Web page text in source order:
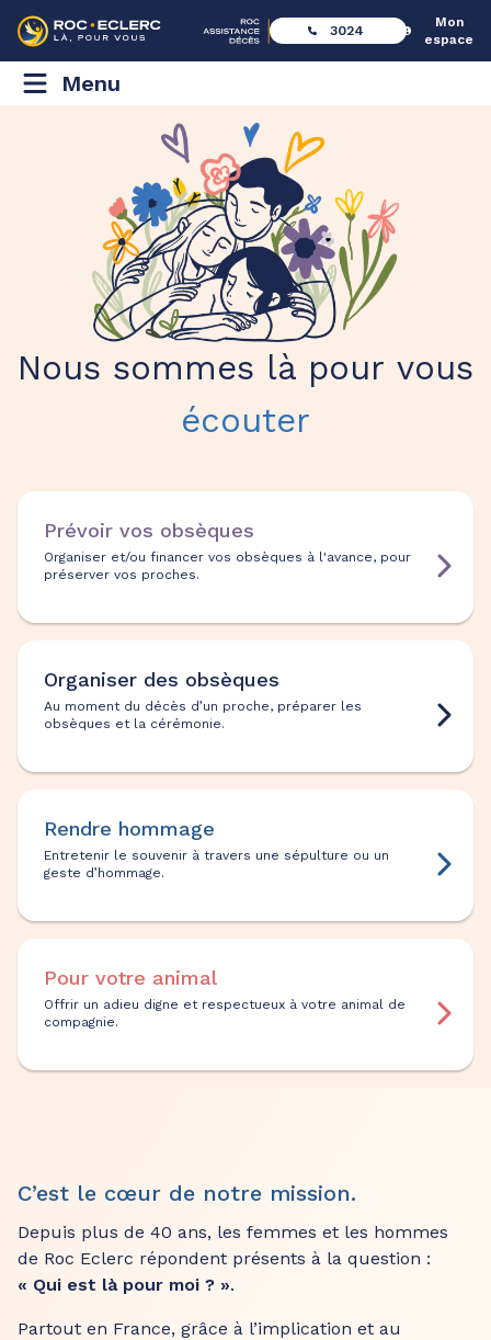
3024
Mon
espace
Menu
Nous sommes là pour vous
écouter
Prévoir vos obsèques
Organiser et/ou financer vos obsèques à l'avance, pour
préserver vos proches.
Organiser des obsèques
Au moment du décès d’un proche, préparer les
obsèques et la cérémonie.
Rendre hommage
Entretenir le souvenir à travers une sépulture ou un
geste d’hommage.
Pour votre animal
Offrir un adieu digne et respectueux à votre animal de
compagnie.
C’est le cœur de notre mission.
Depuis plus de 40 ans, les femmes et les hommes
de Roc Eclerc répondent présents à la question :
« Qui est là pour moi ? ».
Partout en France, grâce à l’implication et au